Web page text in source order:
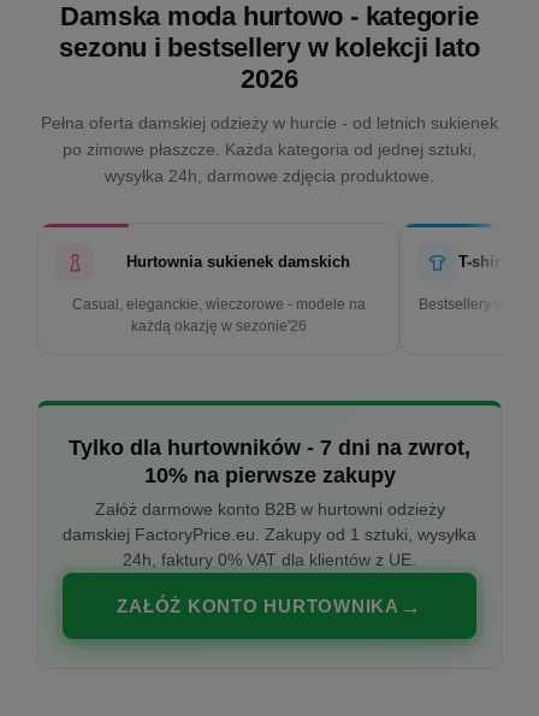
Damska moda hurtowo - kategorie
sezonu i bestsellery w kolekcji lato
2026
Pełna oferta damskiej odzieży w hurcie - od letnich sukienek
po zimowe płaszcze. Każda kategoria od jednej sztuki,
wysyłka 24h, darmowe zdjęcia produktowe.
Hurtownia sukienek damskich
Casual, eleganckie, wieczorowe - modele na
każdą okazję w sezonie'26
T-shirty
Bestsellery w
Tylko dla hurtowników - 7 dni na zwrot,
10% na pierwsze zakupy
Załóż darmowe konto B2B w hurtowni odzieży
damskiej FactoryPrice.eu. Zakupy od 1 sztuki, wysyłka
24h, faktury 0% VAT dla klientów z UE.
ZAŁÓŻ KONTO HURTOWNIKA